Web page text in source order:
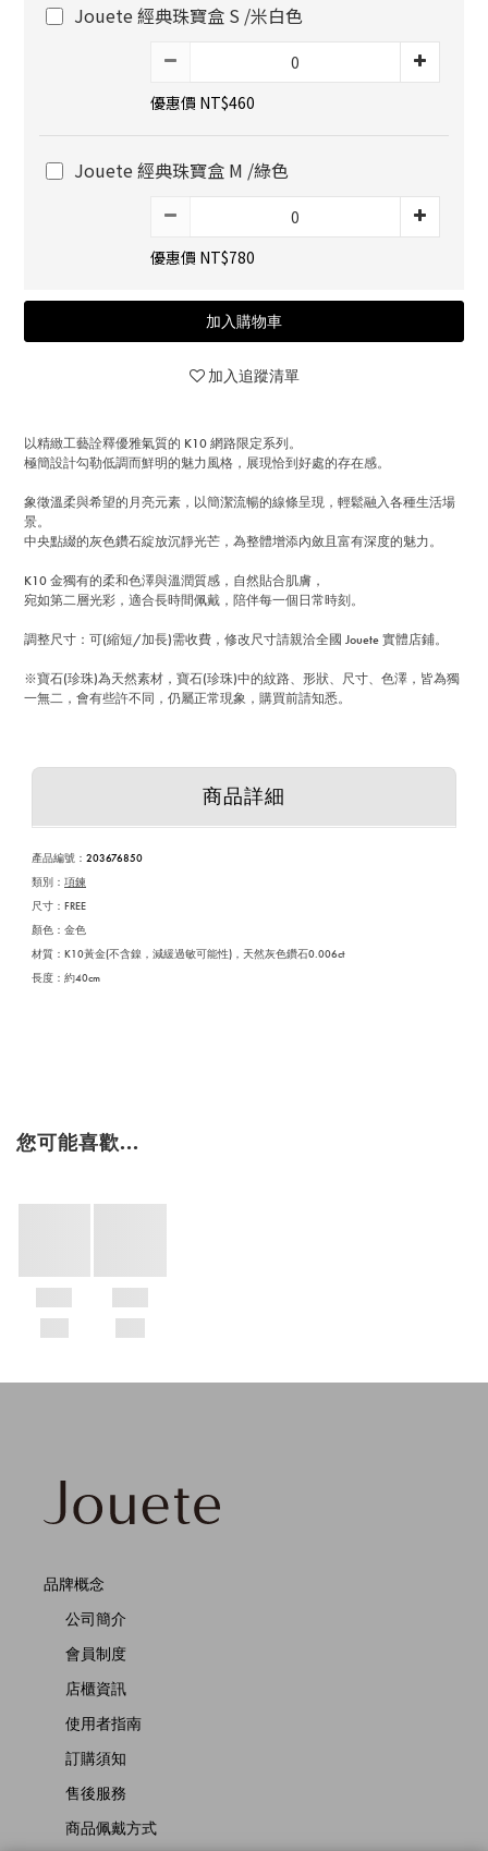
Jouete 經典珠寶盒 S /米白色
優惠價 NT$460
Jouete 經典珠寶盒 M /綠色
優惠價 NT$780
加入購物車
加入追蹤清單
以精緻工藝詮釋優雅氣質的 K10 網路限定系列。
極簡設計勾勒低調而鮮明的魅力風格，展現恰到好處的存在感。
象徵溫柔與希望的月亮元素，以簡潔流暢的線條呈現，輕鬆融入各種生活場
景。
中央點綴的灰色鑽石綻放沉靜光芒，為整體增添內斂且富有深度的魅力。
K10 金獨有的柔和色澤與溫潤質感，自然貼合肌膚，
宛如第二層光彩，適合長時間佩戴，陪伴每一個日常時刻。
調整尺寸：可(縮短/加長)需收費，修改尺寸請親洽全國 Jouete 實體店鋪。
※寶石(珍珠)為天然素材，寶石(珍珠)中的紋路、形狀、尺寸、色澤，皆為獨
一無二，會有些許不同，仍屬正常現象，購買前請知悉。
商品詳細
產品編號 ： 203676850
類別： 項鍊
尺寸：FREE
顏色：金色
材質：K10黃金(不含鎳，減緩過敏可能性)，天然灰色鑽石0.006ct
長度：約40cm
您可能喜歡...
品牌概念
公司簡介
會員制度
店櫃資訊
使用者指南
訂購須知
售後服務
商品佩戴方式